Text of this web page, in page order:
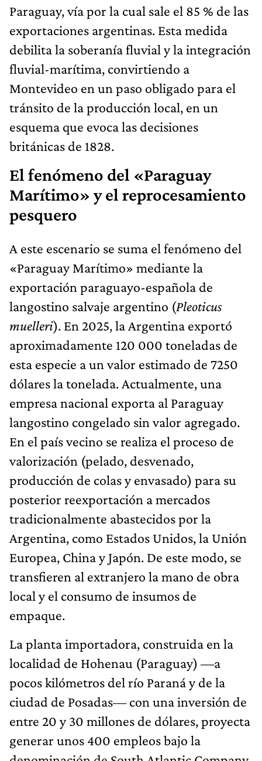
Paraguay, vía por la cual sale el 85 % de las
exportaciones argentinas. Esta medida
debilita la soberanía fluvial y la integración
fluvial-marítima, convirtiendo a
Montevideo en un paso obligado para el
tránsito de la producción local, en un
esquema que evoca las decisiones
británicas de 1828.
El fenómeno del «Paraguay
Marítimo» y el reprocesamiento
pesquero
A este escenario se suma el fenómeno del
«Paraguay Marítimo» mediante la
exportación paraguayo-española de
langostino salvaje argentino (Pleoticus
muelleri). En 2025, la Argentina exportó
aproximadamente 120 000 toneladas de
esta especie a un valor estimado de 7250
dólares la tonelada. Actualmente, una
empresa nacional exporta al Paraguay
langostino congelado sin valor agregado.
En el país vecino se realiza el proceso de
valorización (pelado, desvenado,
producción de colas y envasado) para su
posterior reexportación a mercados
tradicionalmente abastecidos por la
Argentina, como Estados Unidos, la Unión
Europea, China y Japón. De este modo, se
transfieren al extranjero la mano de obra
local y el consumo de insumos de
empaque.
La planta importadora, construida en la
localidad de Hohenau (Paraguay) —a
pocos kilómetros del río Paraná y de la
ciudad de Posadas— con una inversión de
entre 20 y 30 millones de dólares, proyecta
generar unos 400 empleos bajo la